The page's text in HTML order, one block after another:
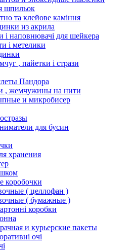
шпильок
та клейове каміння
из акрила
і наповнювачі для шейкера
і метелики
, пайетки і стрази
Пандора
, жемчужины на нити
и микробисер
для бусин
хранения
коробочки
( целлофан )
( бумажные )
коробки
и курьерские пакеты
очі